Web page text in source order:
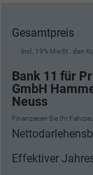
Gesamtpreis
incl. 19% MwSt., den
Bank 11 für
GmbH
Neuss
Finanzieren Sie Ihr
Effektiver